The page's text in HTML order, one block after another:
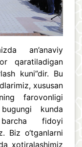
an’anaviy
qaratiladigan
kuni”dir. Bu
xususan
farovonligi
kunda
fidoyi
Biz o‘tganlarni
xotiralashimiz